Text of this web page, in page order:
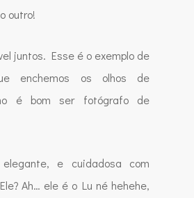
outro!
juntos. Esse é o exemplo de
enchemos os olhos de
é bom ser fotógrafo de
e cuidadosa com
Ah… ele é o Lu né hehehe,